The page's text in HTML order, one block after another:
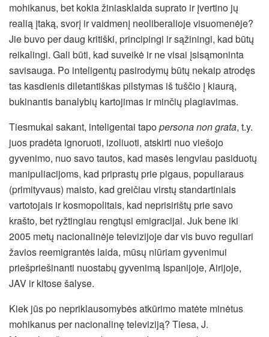
mohikanus, bet kokia žiniasklaida suprato ir įvertino jų
realią įtaką, svorį ir vaidmenį neoliberalioje visuomenėje?
Jie buvo per daug kritiški, principingi ir sąžiningi, kad būtų
reikalingi. Gali būti, kad suveikė ir ne visai įsisąmoninta
savisauga. Po inteligentų pasirodymų būtų nekaip atrodęs
tas kasdienis diletantiškas pilstymas iš tuščio į kiaurą,
bukinantis banalybių kartojimas ir minčių plagiavimas.
Tiesmukai sakant, inteligentai tapopersona non grata, t.y.
juos pradėta ignoruoti, izoliuoti, atskirti nuo viešojo
gyvenimo, nuo savo tautos, kad masės lengviau pasiduotų
manipuliacijoms, kad priprastų prie pigaus, populiaraus
(primityvaus) maisto, kad greičiau virstų standartiniais
vartotojais ir kosmopolitais, kad neprisirištų prie savo
krašto, bet ryžtingiau rengtųsi emigracijai. Juk bene iki
2005 metų nacionalinėje televizijoje dar vis buvo reguliari
žavios reemigrantės laida, mūsų niūriam gyvenimui
priešpriešinanti nuostabų gyvenimą Ispanijoje, Airijoje,
JAV ir kitose šalyse.
Kiek jūs po nepriklausomybės atkūrimo matėte minėtus
mohikanus per nacionalinę televiziją? Tiesa, J.